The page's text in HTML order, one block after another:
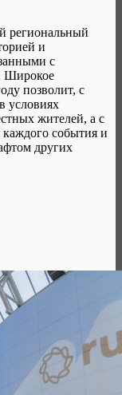
региональный
и
с
Широкое
позволит, с
условиях
жителей, а с
события и
других